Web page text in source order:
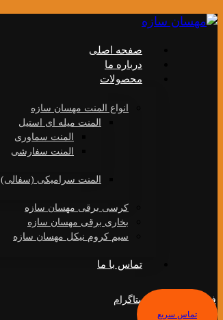
صفحه اصلی
درباره ما
محصولات
انواع المنت مهسان سازه
المنت میله ای استیل
المنت سماوری
المنت سفارشی
المنت سرامیکی (سفالی)
کرسی برقی مهسان سازه
بخاری برقی مهسان سازه
سیم کروم نیکل مهسان سازه
تماس با ما
فیس بوک اینستاگرام
تماس سریع